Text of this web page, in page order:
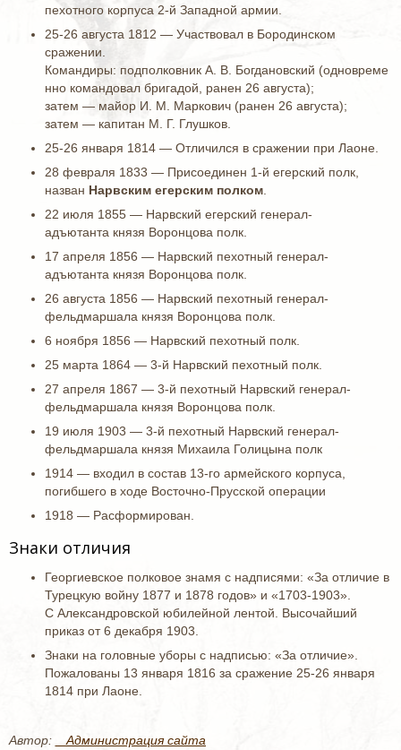
пехотного корпуса 2-й Западной армии.
25-26 августа 1812 — Участвовал в Бородинском
сражении.
Командиры: подполковник А. В. Богдановский (одновреме
нно командовал бригадой, ранен 26 августа);
затем — майор И. М. Маркович (ранен 26 августа);
затем — капитан М. Г. Глушков.
25-26 января 1814 — Отличился в сражении при Лаоне.
28 февраля 1833 — Присоединен 1-й егерский полк,
назван Нарвским егерским полком
22 июля 1855 — Нарвский егерский генерал-
адъютанта князя Воронцова полк.
17 апреля 1856 — Нарвский пехотный генерал-
адъютанта князя Воронцова полк.
26 августа 1856 — Нарвский пехотный генерал-
фельдмаршала князя Воронцова полк.
6 ноября 1856 — Нарвский пехотный полк.
25 марта 1864 — 3-й Нарвский пехотный полк.
27 апреля 1867 — 3-й пехотный Нарвский генерал-
фельдмаршала князя Воронцова полк.
19 июля 1903 — 3-й пехотный Нарвский генерал-
фельдмаршала князя Михаила Голицына полк
1914 — входил в состав 13-го армейского корпуса,
погибшего в ходе Восточно-Прусской операции
1918 — Расформирован.
Знаки отличия
Георгиевское полковое знамя с надписями: «За отличие в
Турецкую войну 1877 и 1878 годов» и «1703-1903».
С Александровской юбилейной лентой. Высочайший
приказ от 6 декабря 1903.
Знаки на головные уборы с надписью: «За отличие».
Пожалованы 13 января 1816 за сражение 25-26 января
1814 при Лаоне.
Автор: _ Администрация сайта